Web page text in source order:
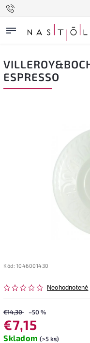
ESPRESSO
Kód: 1046001430
Neohodnotené
€14,30 –50 %
€7,15
Skladom (>5 ks)